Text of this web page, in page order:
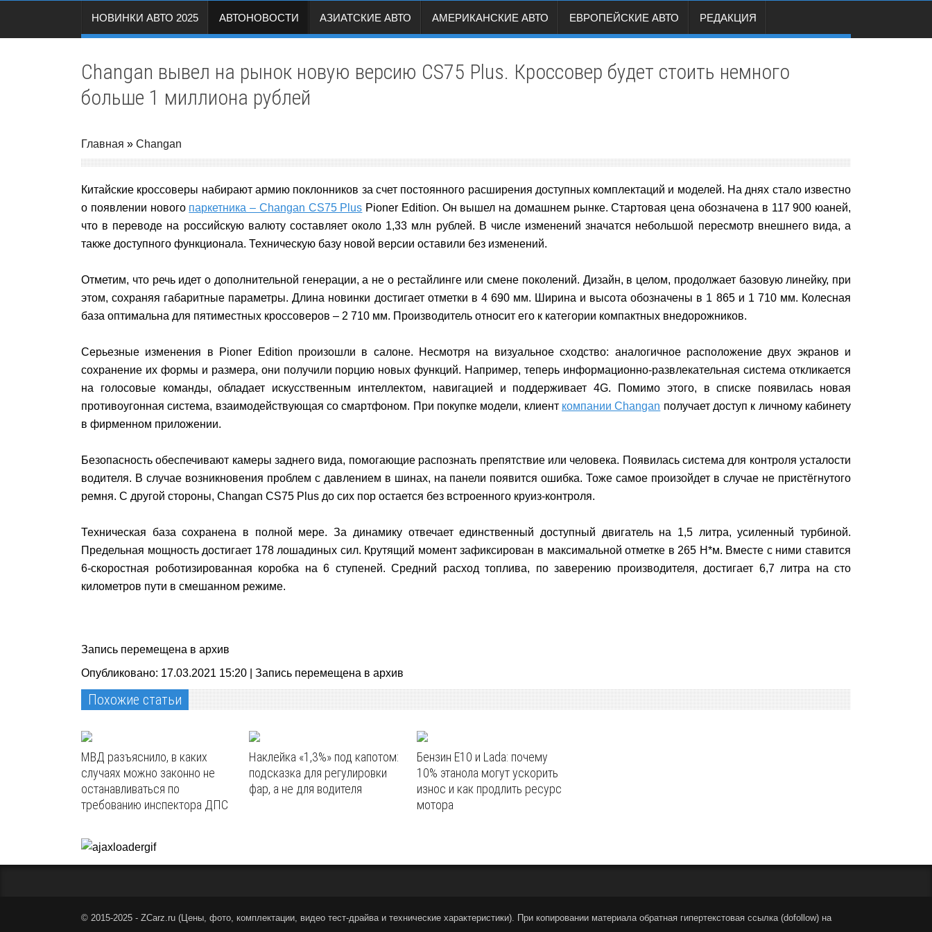
НОВИНКИ АВТО 2025 АВТОНОВОСТИ АЗИАТСКИЕ АВТО АМЕРИКАНСКИЕ АВТО ЕВРОПЕЙСКИЕ АВТО РЕДАКЦИЯ
Changan вывел на рынок новую версию CS75 Plus. Кроссовер будет стоить немного
больше 1 миллиона рублей
Главная » Changan
Китайские кроссоверы набирают армию поклонников за счет постоянного расширения доступных комплектаций и моделей. На днях стало известно
о появлении нового паркетника – Changan CS75 Plus Pioner Edition. Он вышел на домашнем рынке. Стартовая цена обозначена в 117 900 юаней,
что в переводе на российскую валюту составляет около 1,33 млн рублей. В числе изменений значатся небольшой пересмотр внешнего вида, а
также доступного функционала. Техническую базу новой версии оставили без изменений.
Отметим, что речь идет о дополнительной генерации, а не о рестайлинге или смене поколений. Дизайн, в целом, продолжает базовую линейку, при
этом, сохраняя габаритные параметры. Длина новинки достигает отметки в 4 690 мм. Ширина и высота обозначены в 1 865 и 1 710 мм. Колесная
база оптимальна для пятиместных кроссоверов – 2 710 мм. Производитель относит его к категории компактных внедорожников.
Серьезные изменения в Pioner Edition произошли в салоне. Несмотря на визуальное сходство: аналогичное расположение двух экранов и
сохранение их формы и размера, они получили порцию новых функций. Например, теперь информационно-развлекательная система откликается
на голосовые команды, обладает искусственным интеллектом, навигацией и поддерживает 4G. Помимо этого, в списке появилась новая
противоугонная система, взаимодействующая со смартфоном. При покупке модели, клиент компании Changan получает доступ к личному кабинету
в фирменном приложении.
Безопасность обеспечивают камеры заднего вида, помогающие распознать препятствие или человека. Появилась система для контроля усталости
водителя. В случае возникновения проблем с давлением в шинах, на панели появится ошибка. Тоже самое произойдет в случае не пристёгнутого
ремня. С другой стороны, Changan CS75 Plus до сих пор остается без встроенного круиз-контроля.
Техническая база сохранена в полной мере. За динамику отвечает единственный доступный двигатель на 1,5 литра, усиленный турбиной.
Предельная мощность достигает 178 лошадиных сил. Крутящий момент зафиксирован в максимальной отметке в 265 Н*м. Вместе с ними ставится
6-скоростная роботизированная коробка на 6 ступеней. Средний расход топлива, по заверению производителя, достигает 6,7 литра на сто
километров пути в смешанном режиме.
Запись перемещена в архив
Опубликовано: 17.03.2021 15:20 | Запись перемещена в архив
Похожие статьи
МВД разъяснило, в каких
случаях можно законно не
останавливаться по
требованию инспектора ДПС
Наклейка «1,3%» под капотом:
подсказка для регулировки
фар, а не для водителя
Бензин E10 и Lada: почему
10% этанола могут ускорить
износ и как продлить ресурс
мотора
© 2015-2025 - ZCarz.ru (Цены, фото, комплектации, видео тест-драйва и технические характеристики). При копировании материала обратная гипертекстовая ссылка (dofollow) на